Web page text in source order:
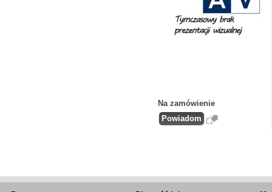
Na zamówienie